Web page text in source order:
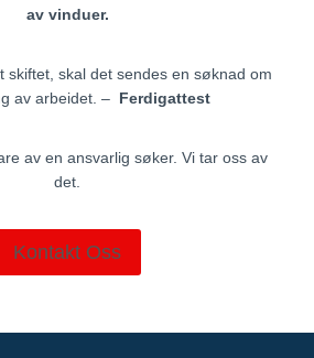
av vinduer.
skiftet, skal det sendes en søknad om
av arbeidet. – Ferdigattest
av en ansvarlig søker. Vi tar oss av
det.
Kontakt Oss